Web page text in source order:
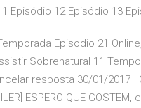
Episódio 12 Episódio 13
Episodio 21
Sobrenatural 11
resposta 30/01/2017
ESPERO QUE